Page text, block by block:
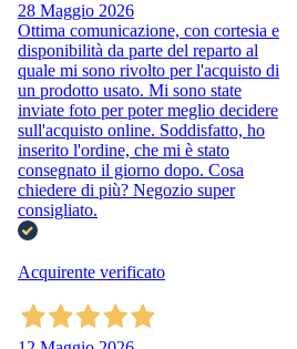
28 Maggio 2026
Ottima comunicazione, con cortesia e
disponibilità da parte del reparto al
quale mi sono rivolto per l'acquisto di
un prodotto usato. Mi sono state
inviate foto per poter meglio decidere
sull'acquisto online. Soddisfatto, ho
inserito l'ordine, che mi è stato
consegnato il giorno dopo. Cosa
chiedere di più? Negozio super
consigliato.
Acquirente verificato